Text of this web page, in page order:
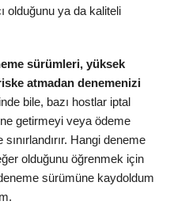
olduğunu ya da kaliteli
sürümleri, yüksek
atmadan denemenizi
bile, bazı hostlar iptal
getirmeyi veya ödeme
Hangi deneme
olduğunu öğrenmek için
sürümüne kaydoldum